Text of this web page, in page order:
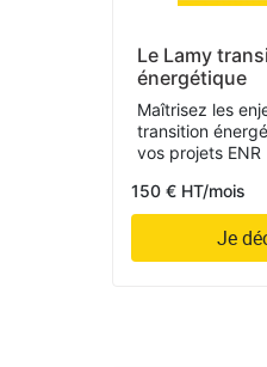
Le Lamy
énergétique
Maîtrisez les
transition
vos projets ENR
150 € HT/mois
Je